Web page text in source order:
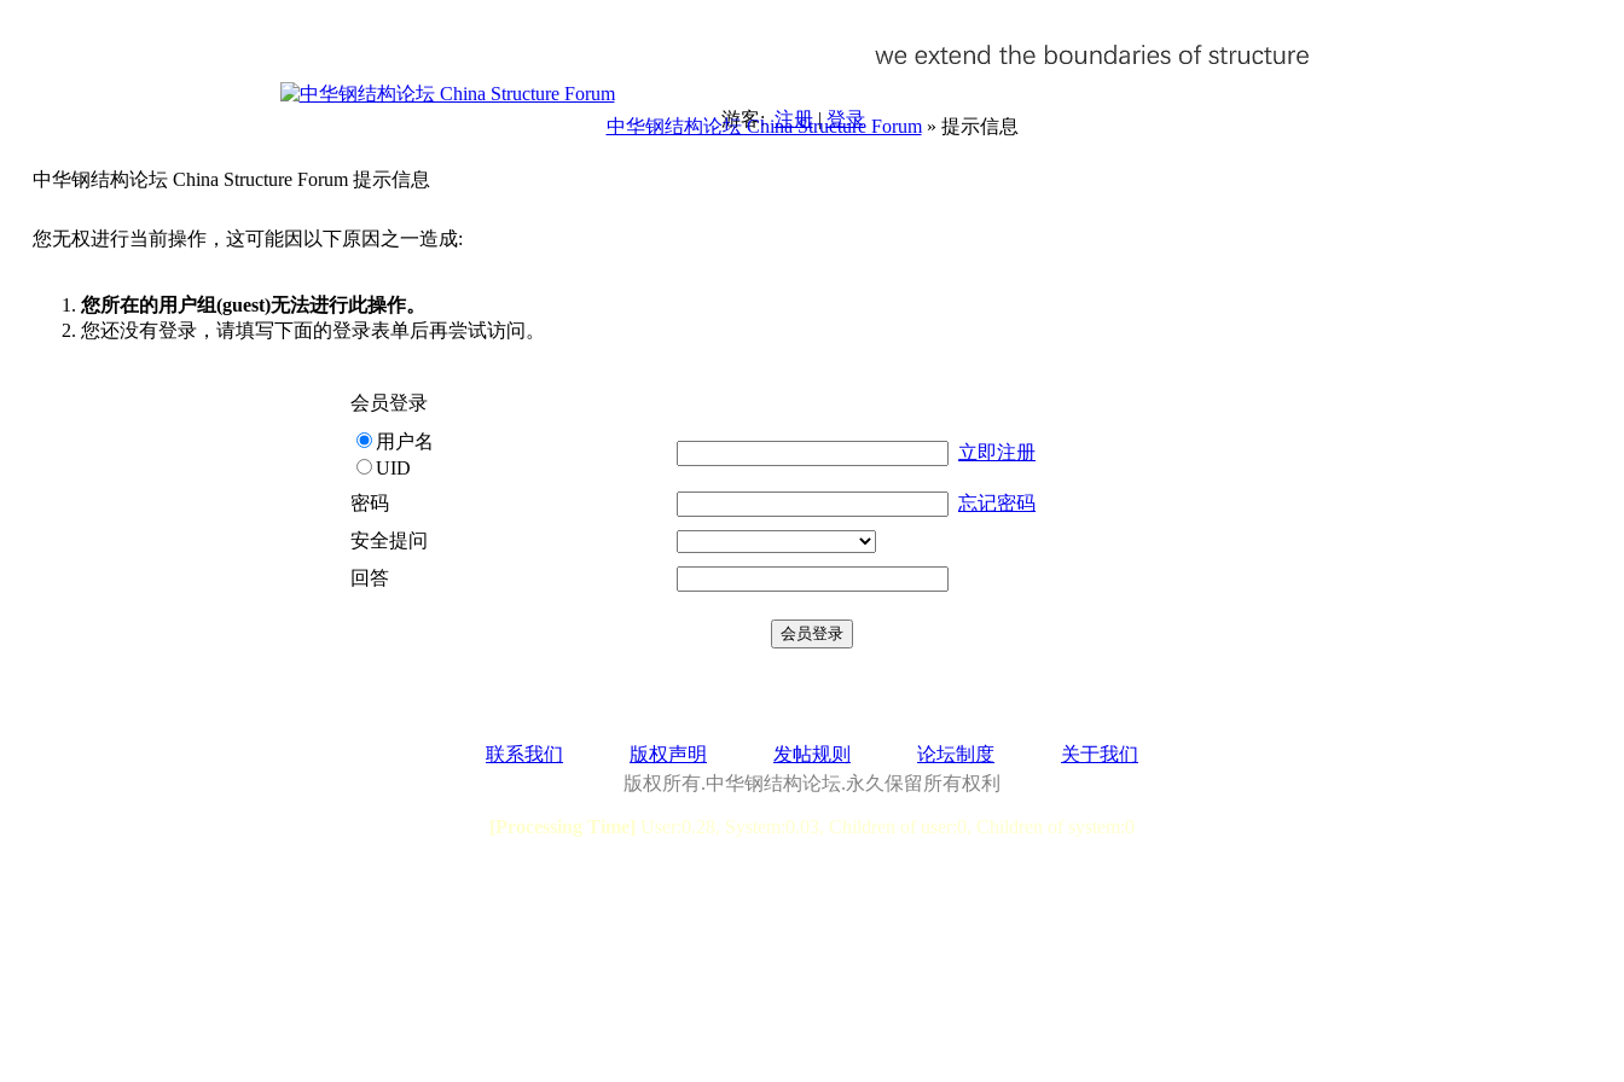
游客:注册|登录
中华钢结构论坛 China Structure Forum» 提示信息
中华钢结构论坛 China Structure Forum 提示信息
您无权进行当前操作，这可能因以下原因之一造成:
您所在的用户组(guest)无法进行此操作。
您还没有登录，请填写下面的登录表单后再尝试访问。
会员登录
用户名
UID
立即注册
密码
忘记密码
安全提问
回答
联系我们 版权声明 发帖规则 论坛制度
关于我们
版权所有.中华钢结构论坛.永久保留所有权利
[Processing Time] User:0.28, System:0.03, Children of user:0, Children of system:0